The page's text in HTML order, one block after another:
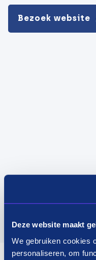
Deze website maakt
We gebruiken cookies
personaliseren, om
Bezoek website